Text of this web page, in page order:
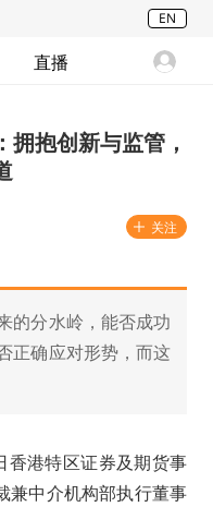
EN
直播
抱创新与监管，
关注
的分水岭，能否成功
正确应对形势，而这
香港特区证券及期货事
兼中介机构部执行董事